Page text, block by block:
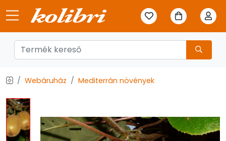
Webáruház Mediterrán növények